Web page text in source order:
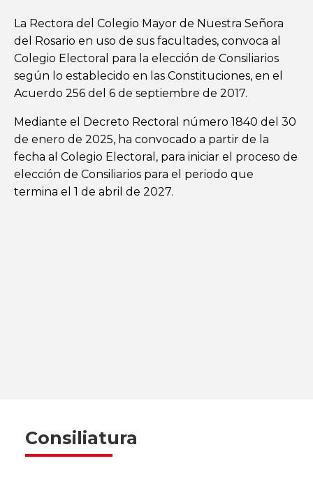
La Rectora del Colegio Mayor de Nuestra Señora
del Rosario en uso de sus facultades, convoca al
Colegio Electoral para la elección de Consiliarios
según lo establecido en las Constituciones, en el
Acuerdo 256 del 6 de septiembre de 2017.
Mediante el Decreto Rectoral número 1840 del 30
de enero de 2025, ha convocado a partir de la
fecha al Colegio Electoral, para iniciar el proceso de
elección de Consiliarios para el periodo que
termina el 1 de abril de 2027.
Consiliatura